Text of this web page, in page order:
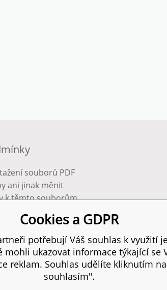
souborů PDF
ani jinak měnit
k těmto souborům.
Cookies a GDPR
potřebují Váš souhlas k využití
mohli ukazovat informace týkající se
reklam. Souhlas udělíte kliknutím
souhlasím".